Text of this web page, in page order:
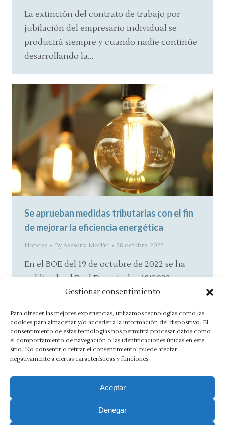
Gestionar consentimiento
Para ofrecer las mejores experiencias, utilizamos tecnologías como las
cookies para almacenar y/o acceder a la información del dispositivo. El
consentimiento de estas tecnologías nos permitirá procesar datos como
el comportamiento de navegación o las identificaciones únicas en este
sitio. No consentir o retirar el consentimiento, puede afectar
negativamente a ciertas características y funciones.
Aceptar
Denegar
La extinción del contrato de trabajo por
jubilación del empresario individual se
producirá siempre y cuando nadie continúe
desarrollando la…
Se aprueban medidas tributarias con el fin
de mejorar la eficiencia energética
Noticias By Asesoría Morlán 28 octubre, 2022
En el BOE del 19 de octubre de 2022 se ha
publicado el Real Decreto-ley 18/2022, que
amplía en un…
← 1 … 13 14 15 16 17
50
→
Política de Privacidad